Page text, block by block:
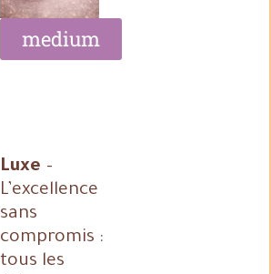
medium
Luxe –
L’excellence
sans
compromis :
tous les